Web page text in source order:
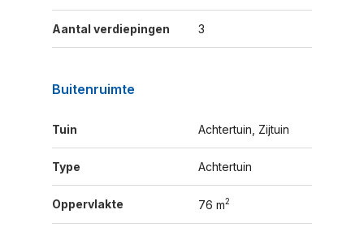
Aantal verdiepingen 3
Buitenruimte
Tuin Achtertuin, Zijtuin
Type Achtertuin
Oppervlakte 76 m2